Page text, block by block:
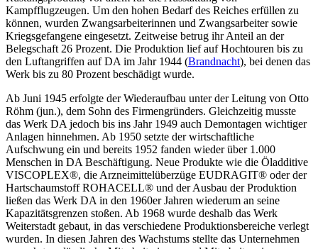
Kampfflugzeugen. Um den hohen Bedarf des Reiches erfüllen zu
können, wurden Zwangsarbeiterinnen und Zwangsarbeiter sowie
Kriegsgefangene eingesetzt. Zeitweise betrug ihr Anteil an der
Belegschaft 26 Prozent. Die Produktion lief auf Hochtouren bis zu
den Luftangriffen auf DA im Jahr 1944 (Brandnacht), bei denen das
Werk bis zu 80 Prozent beschädigt wurde.
Ab Juni 1945 erfolgte der Wiederaufbau unter der Leitung von Otto
Röhm (jun.), dem Sohn des Firmengründers. Gleichzeitig musste
das Werk DA jedoch bis ins Jahr 1949 auch Demontagen wichtiger
Anlagen hinnehmen. Ab 1950 setzte der wirtschaftliche
Aufschwung ein und bereits 1952 fanden wieder über 1.000
Menschen in DA Beschäftigung. Neue Produkte wie die Öladditive
VISCOPLEX®, die Arzneimittelüberzüge EUDRAGIT® oder der
Hartschaumstoff ROHACELL® und der Ausbau der Produktion
ließen das Werk DA in den 1960er Jahren wiederum an seine
Kapazitätsgrenzen stoßen. Ab 1968 wurde deshalb das Werk
Weiterstadt gebaut, in das verschiedene Produktionsbereiche verlegt
wurden. In diesen Jahren des Wachstums stellte das Unternehmen